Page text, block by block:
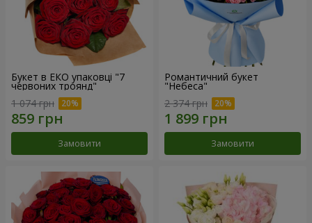
Букет в ЕКО упаковці "7
червоних троянд"
1 074 грн
Замовити
Романтичний букет
"Небеса"
2 374 грн
Замовити